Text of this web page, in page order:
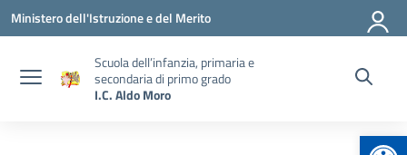
Vai ai contenuti
Vai al menu di navigazione
Vai al footer
Ministero dell'Istruzione e del Merito
Scuola dell’infanzia, primaria e
secondaria di primo grado
I.C. Aldo Moro